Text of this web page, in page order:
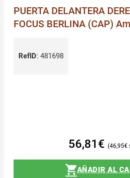
PUERTA DELANTERA
FOCUS BERLINA (CAP)
RefID: 481698
56,81 € 46,95€
AÑADIR AL